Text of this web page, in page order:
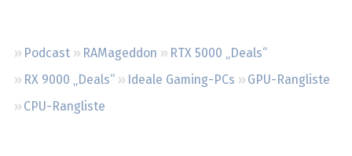
Podcast RAMageddon
RTX 5000 „Deals“
RX 9000 „Deals“
Ideale Gaming-PCs
GPU-Rangliste
CPU-Rangliste